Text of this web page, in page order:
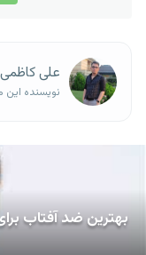
علی کاظمی
نویسنده
بهترین ضد آفتاب